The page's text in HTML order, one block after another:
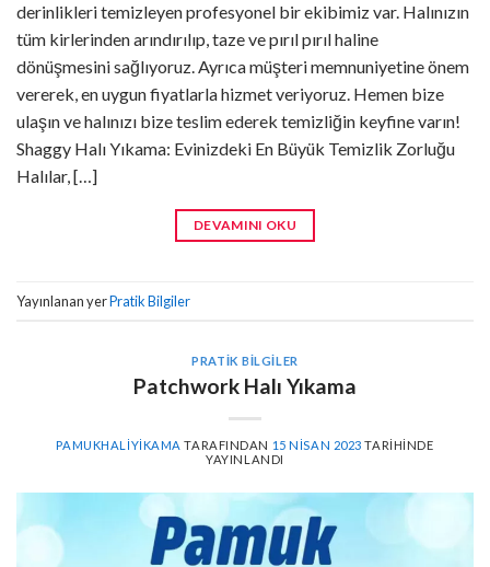
derinlikleri temizleyen profesyonel bir ekibimiz var. Halınızın
tüm kirlerinden arındırılıp, taze ve pırıl pırıl haline
dönüşmesini sağlıyoruz. Ayrıca müşteri memnuniyetine önem
vererek, en uygun fiyatlarla hizmet veriyoruz. Hemen bize
ulaşın ve halınızı bize teslim ederek temizliğin keyfine varın!
Shaggy Halı Yıkama: Evinizdeki En Büyük Temizlik Zorluğu
Halılar, […]
DEVAMINI OKU
Yayınlanan yerPratik Bilgiler
PRATIK BILGILER
Patchwork Halı Yıkama
PAMUKHALIYIKAMA TARAFINDAN 15 NISAN 2023 TARIHINDE
YAYINLANDI